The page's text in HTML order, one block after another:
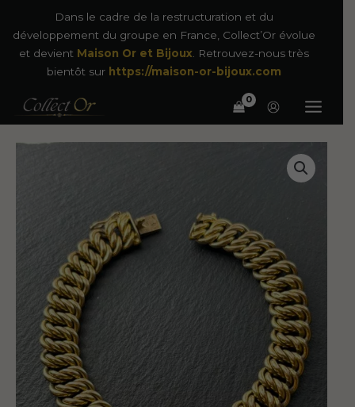
contenu
Dans le cadre de la restructuration et du
développement du groupe en France, Collect’Or évolue
et devient Maison Or et Bijoux. Retrouvez-nous très
bientôt sur https://maison-or-bijoux.com